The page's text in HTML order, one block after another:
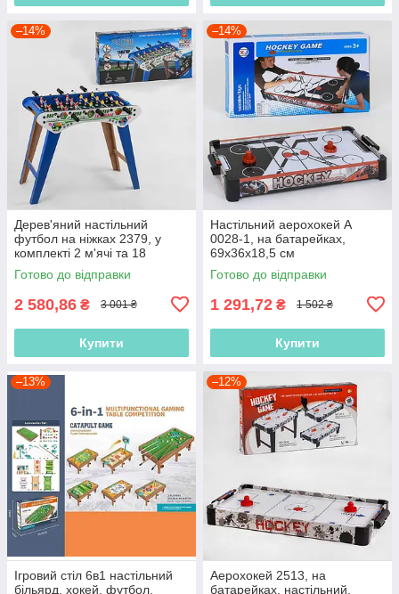
–14%
Дерев'яний настільний
футбол на ніжках 2379, у
комплекті 2 м'ячі та 18
гравців, 79.5 х 36 х 61.5 см.
Готово до відправки
2 580,86 ₴ 3 001 ₴
Купити
–14%
Настільний аерохокей А
0028-1, на батарейках,
69х36х18,5 см
Готово до відправки
1 291,72 ₴ 1 502 ₴
Купити
–13%
Ігровий стіл 6в1 настільний
більярд, хокей, футбол,
–12%
Аерохокей 2513, на
батарейках, настільний,